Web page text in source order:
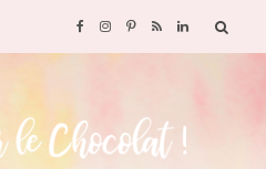
F
c
I P
n
R
S
L